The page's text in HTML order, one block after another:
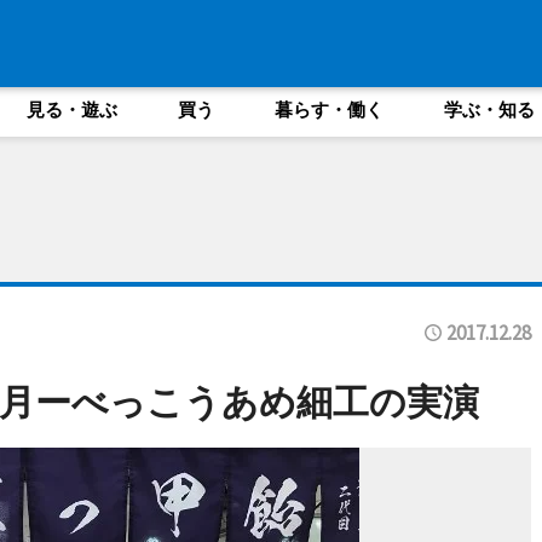
見る・遊ぶ 買う 暮らす・働く 学ぶ・知る
2017.12.28
ーべっこうあめ細工の実演